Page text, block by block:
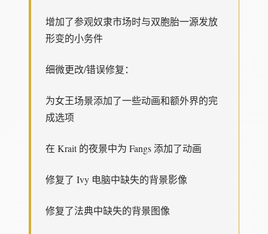
增加了参观奴隶市场时与双胞胎一源发放
形变的小务件
细微更改/错误修复：
为女王场景添加了一些动画和额外界的完
成选项
在 Krait 的夜景中为 Fangs 添加了动画
修复了 Ivy 电脑中缺失的背景影像
修复了法典中缺失的背景图像